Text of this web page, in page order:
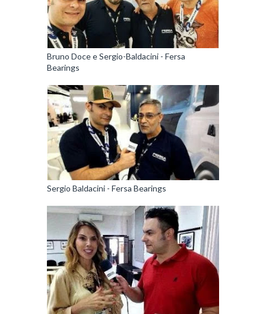
Bruno Doce e Sergio-Baldacini - Fersa
Bearings
Sergio Baldacini - Fersa Bearings